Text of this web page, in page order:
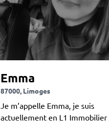
Emma
87000, Limoges
Je m’appelle Emma, je suis
actuellement en L1 Immobilier